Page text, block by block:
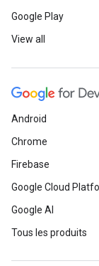
Google Play
View all
Android
Chrome
Firebase
Google Cloud
Google AI
Tous les produits